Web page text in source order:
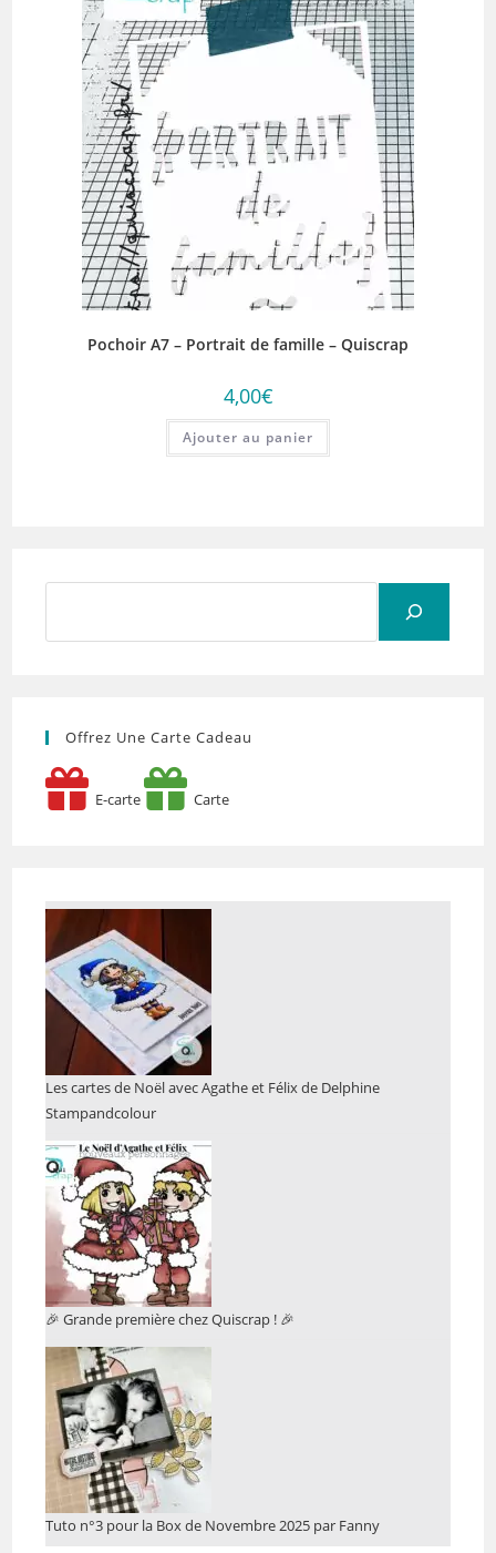
Pochoir A7 – Portrait de famille – Quiscrap
4,00€
Ajouter au panier
Offrez Une Carte Cadeau
E-carte Carte
Les cartes de Noël avec Agathe et Félix de Delphine
Stampandcolour
🎉 Grande première chez Quiscrap ! 🎉
Tuto n°3 pour la Box de Novembre 2025 par Fanny